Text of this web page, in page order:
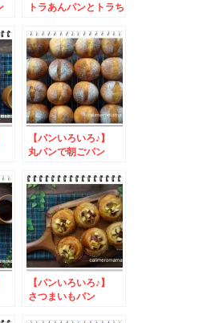
トラあんパンとトラち
【パンいろいろ♪】
丸パンで朝ごパン
【パンいろいろ♪】
さつまいもパン